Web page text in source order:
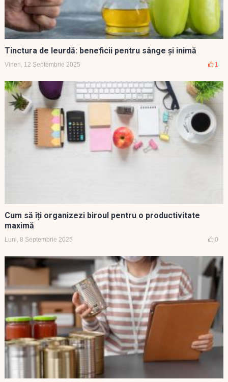
Tinctura de leurdă: beneficii pentru sânge și inimă
Vineri, 12 Septembrie 2025 1
Cum să îți organizezi biroul pentru o productivitate
maximă
Luni, 8 Septembrie 2025 0